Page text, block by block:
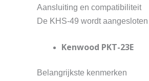
Aansluiting en compatibiliteit
De KHS-49 wordt
Kenwood PKT-23E
Belangrijkste kenmerken